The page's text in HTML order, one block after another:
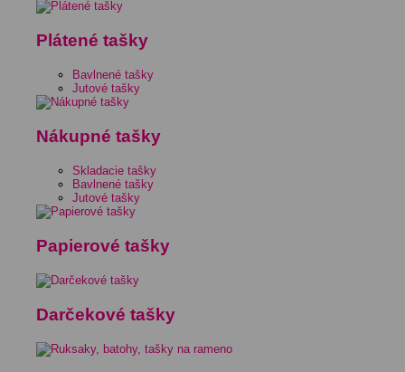
Plátené tašky
Bavlnené tašky
Jutové tašky
Nákupné tašky
Skladacie tašky
Bavlnené tašky
Jutové tašky
Papierové tašky
Darčekové tašky